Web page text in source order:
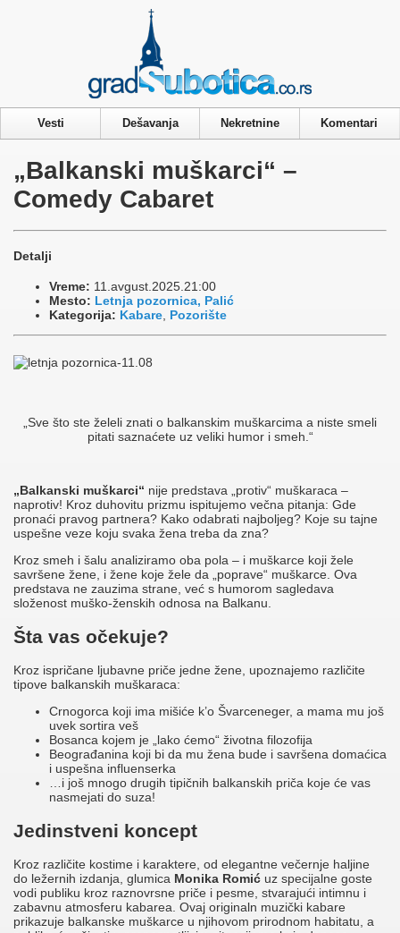
Vesti Dešavanja Nekretnine Komentari
„Balkanski muškarci“ –
Comedy Cabaret
Detalji
Vreme: 11.avgust.2025.21:00
Mesto: Letnja pozornica, Palić
Kategorija: Kabare, Pozorište
„Sve što ste želeli znati o balkanskim muškarcima a niste smeli
pitati saznaćete uz veliki humor i smeh.“
„Balkanski muškarci“ nije predstava „protiv“ muškaraca –
naprotiv! Kroz duhovitu prizmu ispitujemo večna pitanja: Gde
pronaći pravog partnera? Kako odabrati najboljeg? Koje su tajne
uspešne veze koju svaka žena treba da zna?
Kroz smeh i šalu analiziramo oba pola – i muškarce koji žele
savršene žene, i žene koje žele da „poprave“ muškarce. Ova
predstava ne zauzima strane, već s humorom sagledava
složenost muško-ženskih odnosa na Balkanu.
Šta vas očekuje?
Kroz ispričane ljubavne priče jedne žene, upoznajemo različite
tipove balkanskih muškaraca:
Crnogorca koji ima mišiće k’o Švarceneger, a mama mu još
uvek sortira veš
Bosanca kojem je „lako ćemo“ životna filozofija
Beograđanina koji bi da mu žena bude i savršena domaćica
i uspešna influenserka
…i još mnogo drugih tipičnih balkanskih priča koje će vas
nasmejati do suza!
Jedinstveni koncept
Kroz različite kostime i karaktere, od elegantne večernje haljine
do ležernih izdanja, glumica Monika Romić uz specijalne goste
vodi publiku kroz raznovrsne priče i pesme, stvarajući intimnu i
zabavnu atmosferu kabarea. Ovaj originaln muzički kabare
prikazuje balkanske muškarce u njihovom prirodnom habitatu, a
Privacy & Cookies Policy